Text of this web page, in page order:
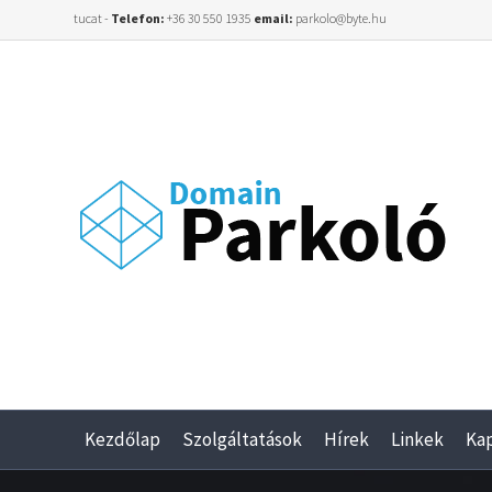
tucat - Telefon: +36 30 550 1935 email: parkolo@byte.hu
Kezdőlap Szolgáltatások Hírek Linkek